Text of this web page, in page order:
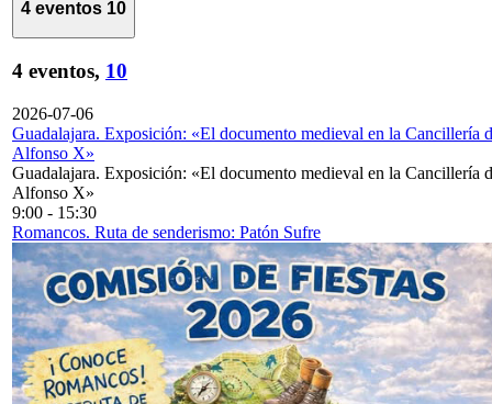
4 eventos 10
4 eventos, 10
2026-07-06
Guadalajara. Exposición: «El documento medieval en la Cancillería
Alfonso X»
Guadalajara. Exposición: «El documento medieval en la Cancillería
Alfonso X»
9:00 - 15:30
Romancos. Ruta de senderismo: Patón Sufre